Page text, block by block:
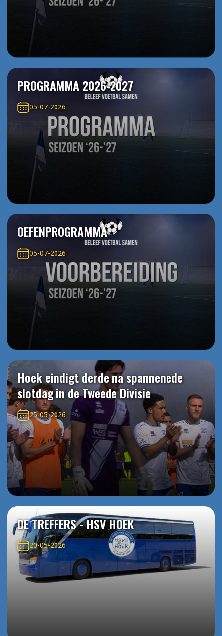
PROGRAMMA 2026-2027
05-07-2026
OEFENPROGRAMMA
05-07-2026
Hoek eindigt derde na spannenede
slotdag in de Tweede Divisie
25-05-2026
DE TREFFERS - HSV HOEK
20-05-2026